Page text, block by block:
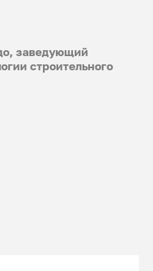
заведующий
строительного